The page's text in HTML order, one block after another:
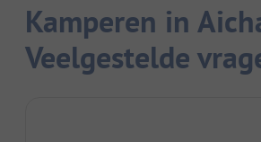
Kamperen in
Veelgestelde